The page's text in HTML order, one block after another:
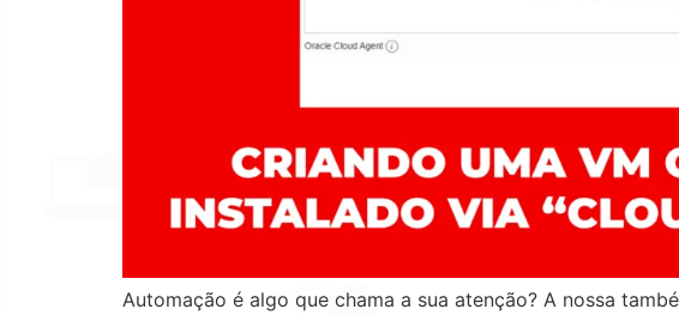
Automação é algo que chama a sua atenção? A nossa